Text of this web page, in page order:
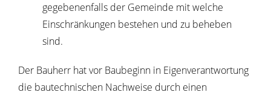
gegebenenfalls der Gemeinde mit welche
Einschränkungen bestehen und zu beheben
sind.
Der Bauherr hat vor Baubeginn in Eigenverantwortung
die bautechnischen Nachweise durch einen